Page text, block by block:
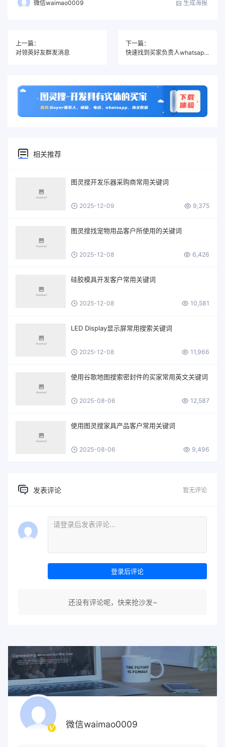
微信waimao0009 生成海报
上一篇：
对领英好友群发消息
下一篇：
快速找到买家负责人whatsapp方法
相关推荐
图灵搜开发乐器采购商常用关键词
2025-12-09 9,375
图灵搜找宠物用品客户所使用的关键词
2025-12-08 6,426
硅胶模具开发客户常用关键词
2025-12-08 10,581
LED Display显示屏常用搜索关键词
2025-12-08 11,966
使用谷歌地图搜索密封件的买家常用英文关键词
2025-08-06 12,587
使用图灵搜家具产品客户常用关键词
2025-08-06 9,496
发表评论 暂无评论
登录后评论
还没有评论呢，快来抢沙发~
微信waimao0009